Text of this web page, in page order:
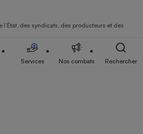
des syndicats, des producteurs et des
Services Nos combats Rechercher